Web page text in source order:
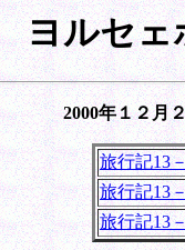
ヨルセェ
2000年１２月
旅行記13
旅行記13
旅行記13